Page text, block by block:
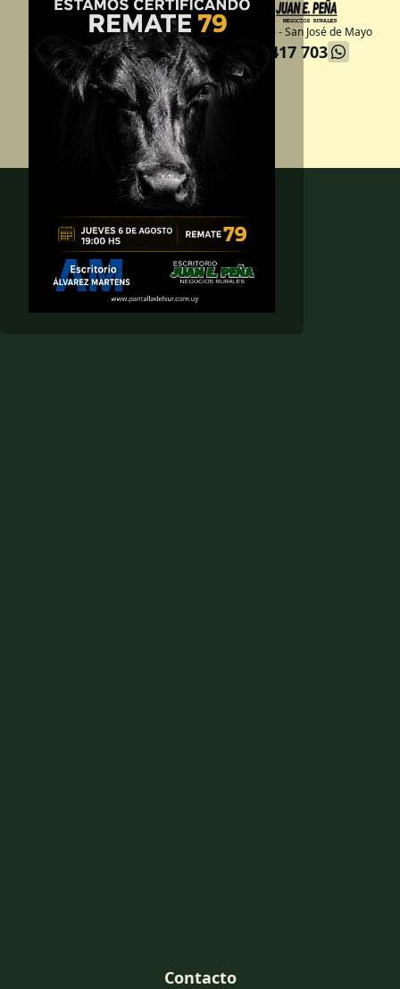
Berna 1344 - Nueva Helvecia, Colonia
099 666 291
Sarandi 716 - San José de Mayo
099 417 703
Contacto